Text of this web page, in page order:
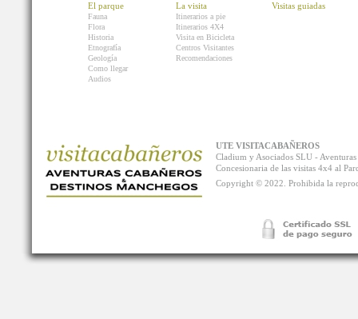
El parque
Fauna
Flora
Historia
Etnografía
Geología
Como llegar
Audios
La visita
Itinerarios a pie
Itinerarios 4X4
Visita en Bicicleta
Centros Visitantes
Recomendaciones
Visitas guiadas
UTE VISITACABAÑEROS
Cladium y Asociados SLU -
Concesionaria de las visitas 4x4 al
Copyright © 2022. Prohibida la